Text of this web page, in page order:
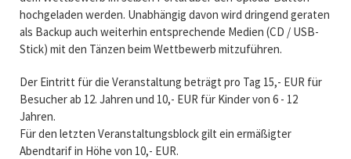
hochgeladen werden. Unabhängig davon wird dringend geraten
als Backup auch weiterhin entsprechende Medien (CD / USB-
Stick) mit den Tänzen beim Wettbewerb mitzuführen.
Der Eintritt für die Veranstaltung beträgt pro Tag 15,- EUR für
Besucher ab 12. Jahren und 10,- EUR für Kinder von 6 - 12
Jahren.
Für den letzten Veranstaltungsblock gilt ein ermäßigter
Abendtarif in Höhe von 10,- EUR.